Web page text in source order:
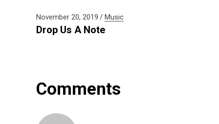
November 20, 2019 Music
Drop Us A Note
Comments